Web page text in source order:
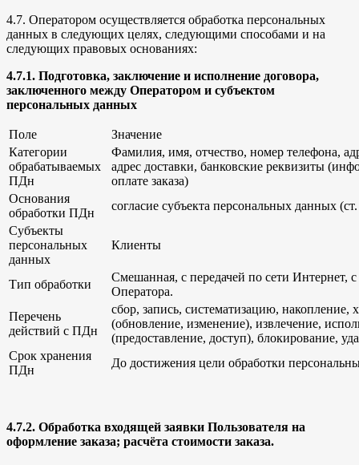
4.7. Оператором осуществляется обработка персональных
данных в следующих целях, следующими способами и на
следующих правовых основаниях:
4.7.1. Подготовка, заключение и исполнение договора,
заключенного между Оператором и субъектом
персональных данных
Поле
Значение
Категории
обрабатываемых
ПДн
Фамилия, имя, отчество, номер телефона,
адрес доставки, банковские реквизиты
оплате заказа)
Основания
обработки ПДн
согласие субъекта персональных данных
Субъекты
персональных
данных
Клиенты
Тип обработки
Смешанная, с передачей по сети Интернет, с
Оператора.
Перечень
действий с ПДн
сбор, запись, систематизацию, накопление,
(обновление, изменение), извлечение,
(предоставление, доступ), блокирование,
Срок хранения
ПДн
До достижения цели обработки
4.7.2. Обработка входящей заявки Пользователя на
оформление заказа; расчёта стоимости заказа.